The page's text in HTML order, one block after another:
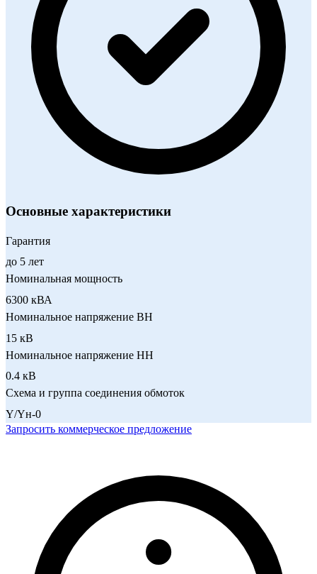
Основные характеристики
Гарантия
до 5 лет
Номинальная мощность
6300 кВА
Номинальное напряжение ВН
15 кВ
Номинальное напряжение НН
0.4 кВ
Схема и группа соединения обмоток
Y/Yн-0
Запросить коммерческое предложение